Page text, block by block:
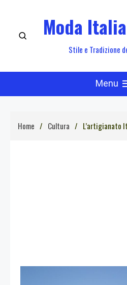
content
Moda
Stile e Tradizione
Menu
Home Cultura L’artigianato